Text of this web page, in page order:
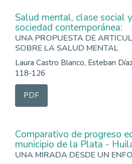
Salud mental, clase social
sociedad contemporánea:
UNA PROPUESTA DE
SOBRE LA SALUD MENTAL
Laura Castro Blanco, Esteban
118-126
PDF
Comparativo de progreso
municipio de la Plata -
UNA MIRADA DESDE UN